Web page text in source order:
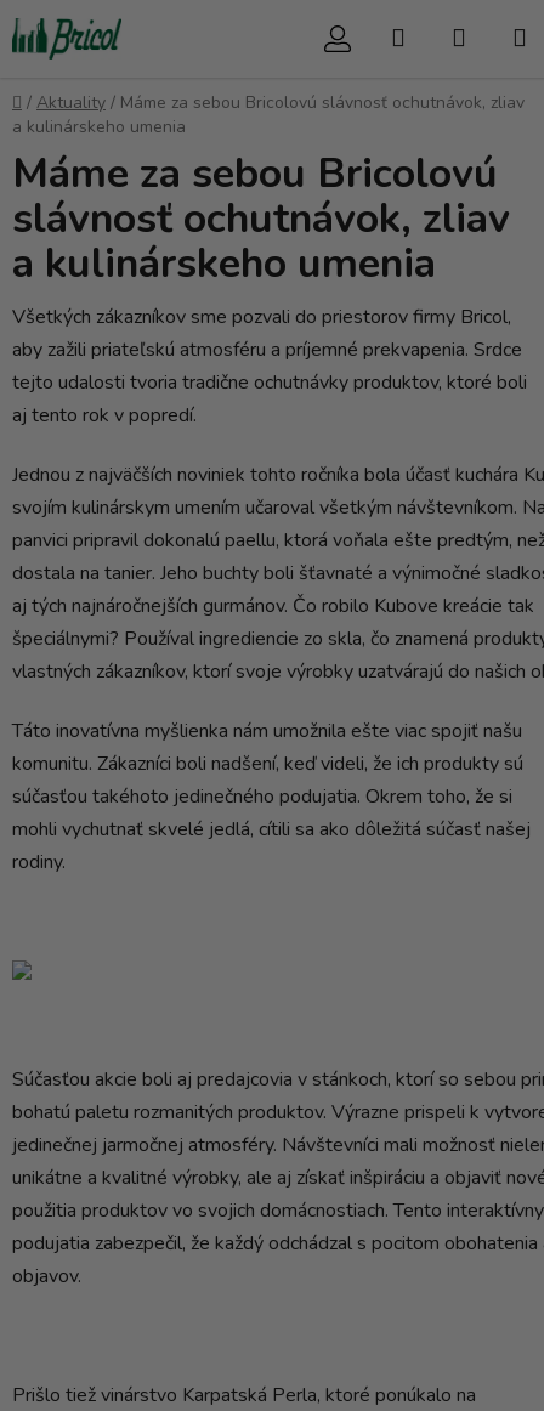
Prejsť
na
obsah
Hľadať
Domov
/ Aktuality / Máme za sebou Bricolovú slávnosť ochutnávok, zliav
a kulinárskeho umenia
Máme za sebou Bricolovú
slávnosť ochutnávok, zliav
a kulinárskeho umenia
Všetkých zákazníkov sme pozvali do priestorov firmy Bricol,
aby zažili priateľskú atmosféru a príjemné prekvapenia. Srdce
tejto udalosti tvoria tradične ochutnávky produktov, ktoré boli
aj tento rok v popredí.
Jednou z najväčších noviniek tohto ročníka bola účasť kuchára
svojím kulinárskym umením učaroval všetkým návštevníkom.
panvici pripravil dokonalú paellu, ktorá voňala ešte predtým,
dostala na tanier. Jeho buchty boli šťavnaté a výnimočné
aj tých najnáročnejších gurmánov. Čo robilo Kubove kreácie tak
špeciálnymi? Používal ingrediencie zo skla, čo znamená
vlastných zákazníkov, ktorí svoje výrobky uzatvárajú do našich
Táto inovatívna myšlienka nám umožnila ešte viac spojiť našu
komunitu. Zákazníci boli nadšení, keď videli, že ich produkty sú
súčasťou takéhoto jedinečného podujatia. Okrem toho, že si
mohli vychutnať skvelé jedlá, cítili sa ako dôležitá súčasť našej
rodiny.
Súčasťou akcie boli aj predajcovia v stánkoch, ktorí so sebou
bohatú paletu rozmanitých produktov. Výrazne prispeli k
jedinečnej jarmočnej atmosféry. Návštevníci mali možnosť
unikátne a kvalitné výrobky, ale aj získať inšpiráciu a objaviť
použitia produktov vo svojich domácnostiach. Tento
podujatia zabezpečil, že každý odchádzal s pocitom
objavov.
Prišlo tiež vinárstvo Karpatská Perla, ktoré ponúkalo na